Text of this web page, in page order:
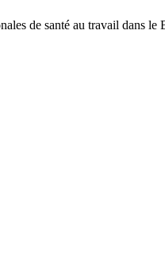
de santé au travail dans